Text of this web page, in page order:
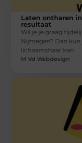
Laten ontharen
resultaat
Wil je je graag
Nijmegen? Dan
lichaamshaar kan
M Vd Webdesign